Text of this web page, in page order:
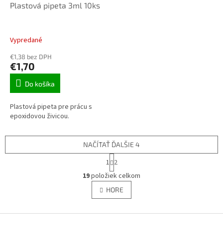
Plastová pipeta 3ml 10ks
Vypredané
€1,38 bez DPH
€1,70
Do košíka
Plastová pipeta pre prácu s
epoxidovou živicou.
O
v
l
á
NAČÍTAŤ ĎALŠIE 4
S
t
r
á
n
k
v
1 2
19položiek celkom
HORE